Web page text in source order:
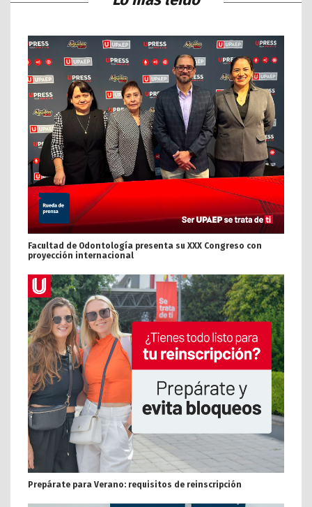
Facultad de Odontología presenta su XXX Congreso con
proyección internacional
Prepárate para Verano: requisitos de reinscripción